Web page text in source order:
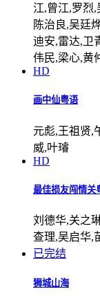
江,曾江,罗烈
陈治良,吴廷
迪安,雷达,卫
伟民,梁心,黄
HD
画中仙粤语
元彪,王祖贤,
威,叶璿
HD
最佳损友闯情关
刘德华,关之
查理,吴启华,
已完结
狮城山海